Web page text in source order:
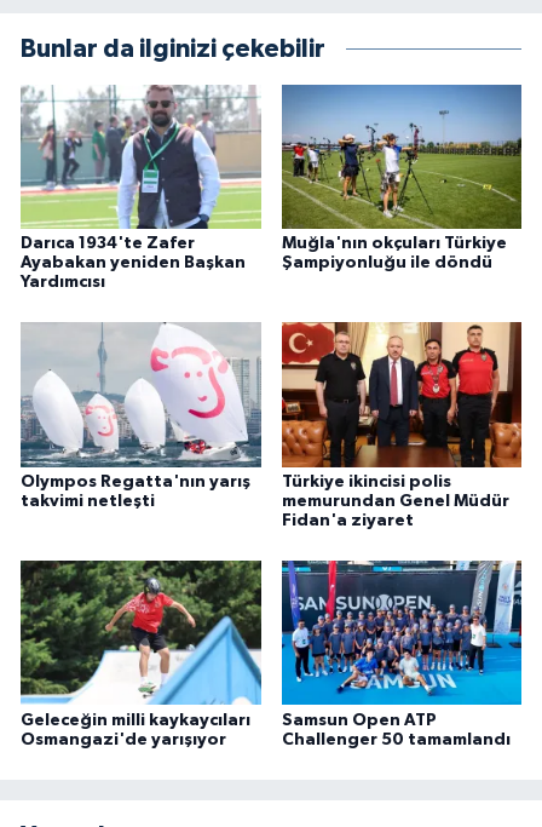
Bunlar da ilginizi çekebilir
Darıca 1934'te Zafer
Ayabakan yeniden Başkan
Yardımcısı
Muğla'nın okçuları Türkiye
Şampiyonluğu ile döndü
Olympos Regatta'nın yarış
takvimi netleşti
Türkiye ikincisi polis
memurundan Genel Müdür
Fidan'a ziyaret
Geleceğin milli kaykaycıları
Osmangazi'de yarışıyor
Samsun Open ATP
Challenger 50 tamamlandı